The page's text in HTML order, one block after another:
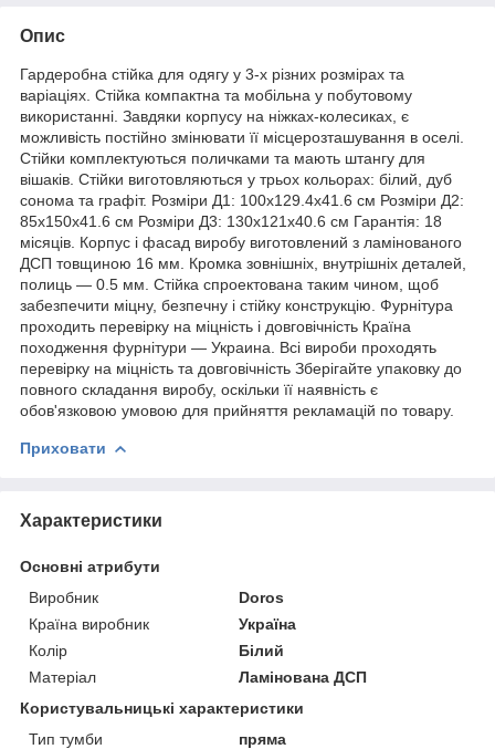
Опис
Гардеробна стійка для одягу у 3-х різних розмірах та
варіаціях. Стійка компактна та мобільна у побутовому
використанні. Завдяки корпусу на ніжках-колесиках, є
можливість постійно змінювати її місцерозташування в оселі.
Стійки комплектуються поличками та мають штангу для
вішаків. Стійки виготовляються у трьох кольорах: білий, дуб
сонома та графіт. Розміри Д1: 100х129.4х41.6 см Розміри Д2:
85х150х41.6 см Розміри Д3: 130х121х40.6 см Гарантія: 18
місяців. Корпус і фасад виробу виготовлений з ламінованого
ДСП товщиною 16 мм. Кромка зовнішніх, внутрішніх деталей,
полиць — 0.5 мм. Стійка спроектована таким чином, щоб
забезпечити міцну, безпечну і стійку конструкцію. Фурнітура
проходить перевірку на міцність і довговічність Країна
походження фурнітури — Украина. Всі вироби проходять
перевірку на міцність та довговічність Зберігайте упаковку до
повного складання виробу, оскільки її наявність є
обов'язковою умовою для прийняття рекламацій по товару.
Приховати
Характеристики
Основні атрибути
Виробник
Doros
Країна виробник
Україна
Колір
Білий
Матеріал
Ламінована ДСП
Користувальницькі характеристики
Тип тумби
пряма